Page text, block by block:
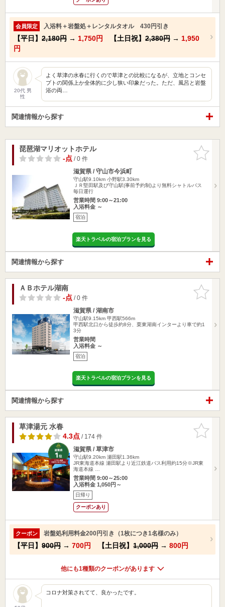
会員限定 入浴料＋岩盤処＋レンタルタオル 430円引き
【平日】 2,180円 → 1,750円 【土日祝】 2,380円 → 1,950
円
20代 男
性
よく草津の水春に行くので草津との比較になるが、立地とコンセ
プトの関係上か全体的に少し狭い印象だった。ただ、風呂と岩盤
浴の両…
関連情報から探す
お気に入
りに追加
琵琶湖マリオットホテル
-点/ 0 件
滋賀県 / 守山市今浜町
守山駅9.10km 小野駅3.30km
ＪＲ堅田駅及び守山駅(事前予約制)より無料シャトルバス
毎日運行
営業時間 9:00～21:00
入浴料金 ～
宿泊
楽天トラベルの宿泊プランを見る
関連情報から探す
お気に入
りに追加
ＡＢホテル湖南
-点/ 0 件
滋賀県 / 湖南市
守山駅9.15km 甲西駅566m
甲西駅北口から徒歩約8分、栗東湖南インターより車で約1
3分
営業時間
入浴料金 ～
宿泊
楽天トラベルの宿泊プランを見る
関連情報から探す
お気に入
りに追加
草津湯元 水春
4.3点/ 174 件
滋賀県 / 草津市
守山駅9.20km 瀬田駅1.36km
JR東海道本線 瀬田駅より近江鉄道バス利用約15分※JR東
海道本線 …
営業時間 9:00～25:00
入浴料金 1,050円～
日帰り
クーポンあり
クーポン 岩盤処利用料金200円引き（1枚につき1名様のみ）
【平日】 900円 → 700円 【土日祝】 1,000円 → 800円
他にも1種類のクーポンがあります
コロナ対策されてて、良かったです。